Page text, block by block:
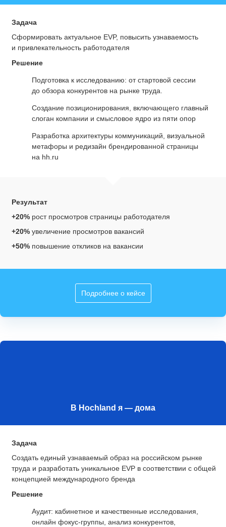
Подробнее о кейсе
Задача
Сформировать актуальное EVP, повысить узнаваемость
и привлекательность работодателя
Решение
Подготовка к исследованию: от стартовой сессии
до обзора конкурентов на рынке труда.
Создание позиционирования, включающего главный
слоган компании и смысловое ядро из пяти опор
Разработка архитектуры коммуникаций, визуальной
метафоры и редизайн брендированной страницы
на hh.ru
Результат
+20% рост просмотров страницы работодателя
+20% увеличение просмотров вакансий
+50% повышение откликов на вакансии
В Hochland я — дома
Задача
Cоздать единый узнаваемый образ на российском рынке
труда и разработать уникальное EVP в соответствии с общей
концепцией международного бренда
Решение
Аудит: кабинетное и качественные исследования,
онлайн фокус-группы, анализ конкурентов,